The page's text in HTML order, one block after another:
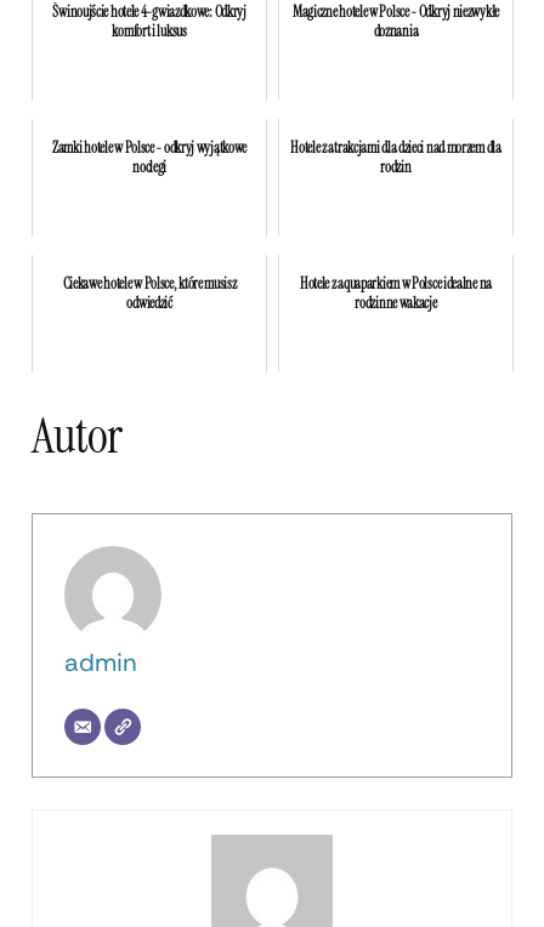
Świnoujście hotele 4-gwiazdkowe: Odkryj
komfort i luksus
Magiczne hotele w Polsce - Odkryj niezwykłe
doznania
Zamki hotele w Polsce - odkryj wyjątkowe
noclegi
Hotele z atrakcjami dla dzieci nad morzem dla
rodzin
Ciekawe hotele w Polsce, które musisz
odwiedzić
Hotele z aquaparkiem w Polsce idealne na
rodzinne wakacje
Autor
admin